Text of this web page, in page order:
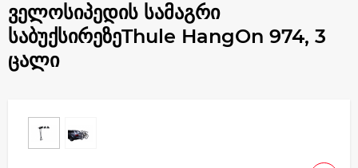
ველოსიპედის სამაგრი
საბუქსირეზეThule HangOn 974, 3
ცალი